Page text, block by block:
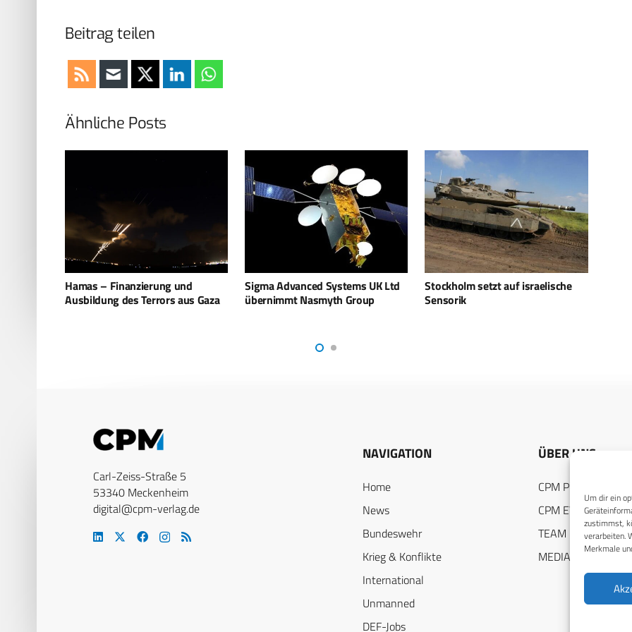
Um dir ein
zustimmst,
verarbeiten.
Merkmale
Beitrag teilen
Ähnliche Posts
Sigma Advanced Systems UK Ltd
übernimmt Nasmyth Group
Stockholm setzt auf israelische
Sensorik
Arbel: Hightech-Zielhilfe gegen
Drohnen
Carl-Zeiss-Straße 5
53340 Meckenheim
digital@cpm-verlag.de
NAVIGATION
Home
News
Bundeswehr
Krieg & Konflikte
International
Unmanned
DEF-Jobs
ÜBER UNS
CPM PUBLICATIONS
CPM EVENTS
TEAM
MEDIADATEN